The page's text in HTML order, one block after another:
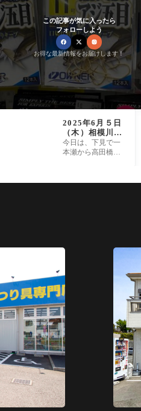
この記事が気に入ったら
フォローしよう
お得な最新情報をお届けします！
2025年6月５日
（木）相模川釣
果 友釣り コ
ムロ様
今日は、下見で一
本瀬から高田橋上
りました。アユは